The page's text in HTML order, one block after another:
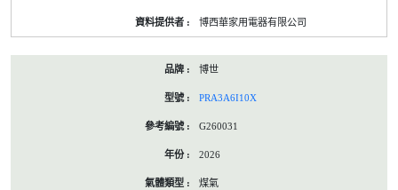
博西華家用電器有限公司
博世
PRA3A6I10X
G260031
2026
煤氣